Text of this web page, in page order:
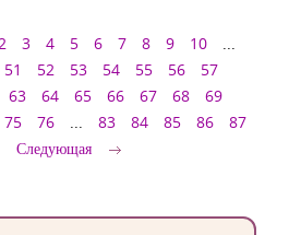
3 4 5 6 7 8 9 10
...
51 52 53 54 55 56
57
63 64 65 66 67 68
69
75 76 ... 83 84 85 86
87
Следующая